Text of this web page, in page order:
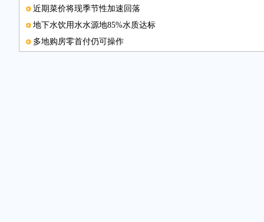
近期菜价将现季节性加速回落
地下水饮用水水源地85%水质达标
多地购房零首付仍可操作